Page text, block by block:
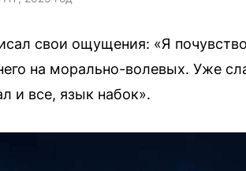
свои ощущения: «Я
на морально-волевых. Уже
и все, язык набок».